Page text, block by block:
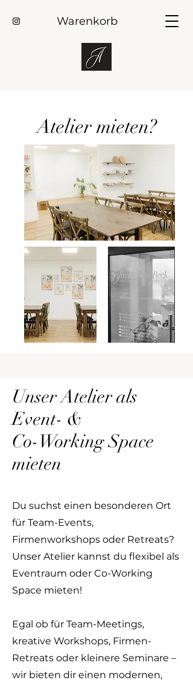
Warenkorb
Atelier mieten?
Unser Atelier als
Event- &
Co-Working Space
mieten
Du suchst einen besonderen Ort
für Team-Events,
Firmenworkshops oder Retreats?
Unser Atelier kannst du flexibel als
Eventraum oder Co-Working
Space mieten!
Egal ob für Team-Meetings,
kreative Workshops, Firmen-
Retreats oder kleinere Seminare –
wir bieten dir einen modernen,